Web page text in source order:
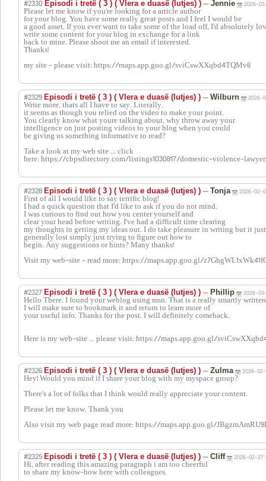
#2330 Episodi i tretë ( 3 ) ( Vlera e duasë (lutjes) ) — Jennie 2026-
Please let me know if you're looking for a article author
for your blog. You have some really great posts and I feel I would be
a good asset. If you ever want to take some of the load off, I'd absolutely
write some content for your blog in exchange for a link
back to mine. Please shoot me an email if interested.
Thanks!
my site - please visit: https://maps.app.goo.gl/sviCswXXqbd4TQMv6
#2329 Episodi i tretë ( 3 ) ( Vlera e duasë (lutjes) ) — Wilburn 2026-
Write more, thats all I have to say. Literally,
it seems as though you relied on the video to make your point.
You clearly know what youre talking about, why throw away your
intelligence on just posting videos to your blog when you could
be giving us something informative to read?
Take a look at my web site ... click
here: https://cbpsdirectory.com/listings1030817/domestic-violence-
#2328 Episodi i tretë ( 3 ) ( Vlera e duasë (lutjes) ) — Tonja 2026-03-
First of all I would like to say terrific blog!
I had a quick question that I'd like to ask if you do not mind.
I was curious to find out how you center yourself and
clear your head before writing. I've had a difficult time clearing
my thoughts in getting my ideas out. I do take pleasure in writing but it just
generally lost simply just trying to figure out how to
begin. Any suggestions or hints? Many thanks!
Visit my web-site - read more: https://maps.app.goo.gl/
#2327 Episodi i tretë ( 3 ) ( Vlera e duasë (lutjes) ) — Phillip 2026-
Hello There. I found your weblog using msn. That is a really smartly
I will make sure to bookmark it and return to learn more of
your useful info. Thanks for the post. I will definitely comeback.
Here is my web-site ... please visit: https://maps.app.goo.gl/
#2326 Episodi i tretë ( 3 ) ( Vlera e duasë (lutjes) ) — Zulma 2026-
Hey! Would you mind if I share your blog with my myspace group?
There's a lot of folks that I think would really appreciate your content.
Please let me know. Thank you
Also visit my web page read more: https://maps.app.goo.gl/
#2325 Episodi i tretë ( 3 ) ( Vlera e duasë (lutjes) ) — Cliff 2026-02-27
Hi, after reading this amazing paragraph i am too cheerful
to share my know-how here with colleagues.